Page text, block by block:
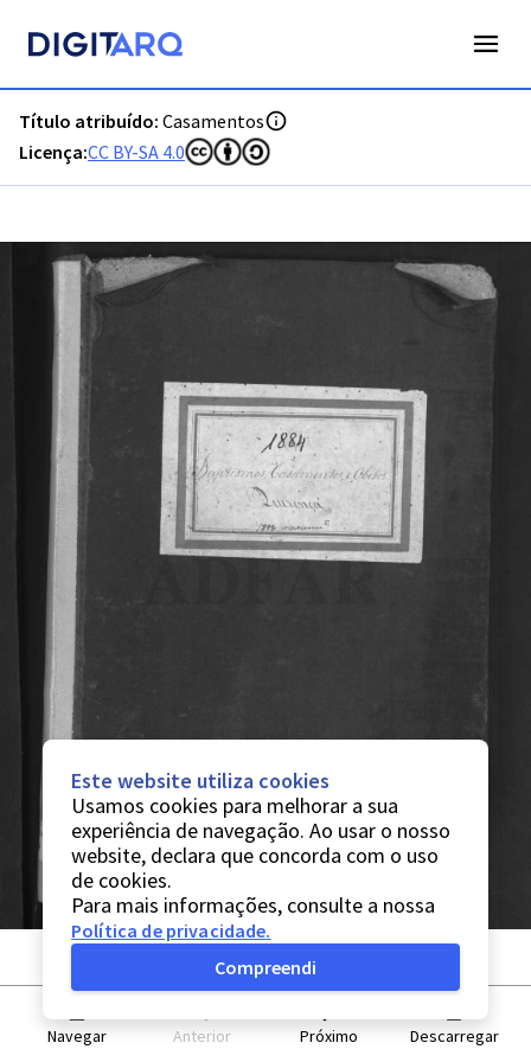
Título atribuído: Casamentos
Licença:CC BY-SA 4.0
Navegar Anterior Próximo Descarregar
Este website utiliza cookies
Usamos cookies para melhorar a sua
experiência de navegação. Ao usar o nosso
website, declara que concorda com o uso
de cookies.
Para mais informações, consulte a nossa
Política de privacidade.
Compreendi